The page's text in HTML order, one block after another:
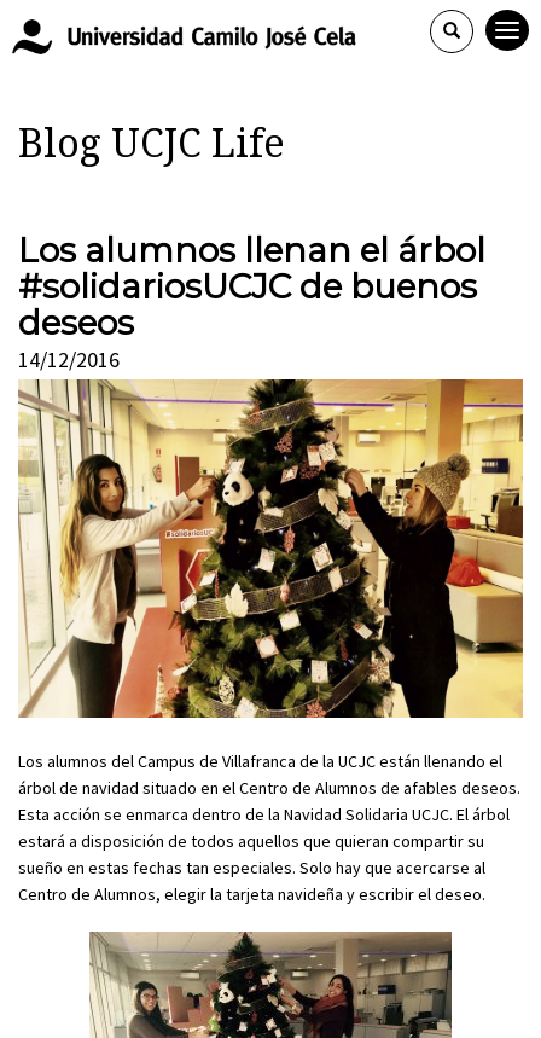
Blog UCJC Life
Los alumnos llenan el árbol
#solidariosUCJC de buenos
deseos
14/12/2016
Los alumnos del Campus de Villafranca de la UCJC están llenando el
árbol de navidad situado en el Centro de Alumnos de afables deseos.
Esta acción se enmarca dentro de la Navidad Solidaria UCJC. El árbol
estará a disposición de todos aquellos que quieran compartir su
sueño en estas fechas tan especiales. Solo hay que acercarse al
Centro de Alumnos, elegir la tarjeta navideña y escribir el deseo.